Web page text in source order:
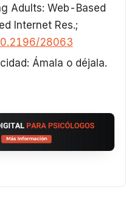
Adults: Web-Based
Internet Res.;
28063
Ámala o déjala.